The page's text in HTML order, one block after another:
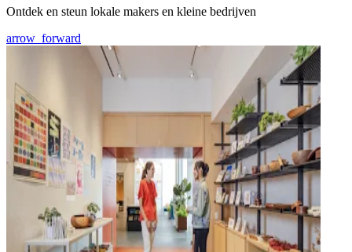
Ontdek en steun lokale makers en kleine bedrijven
arrow_forward